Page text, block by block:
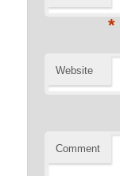
*
Website
Comment